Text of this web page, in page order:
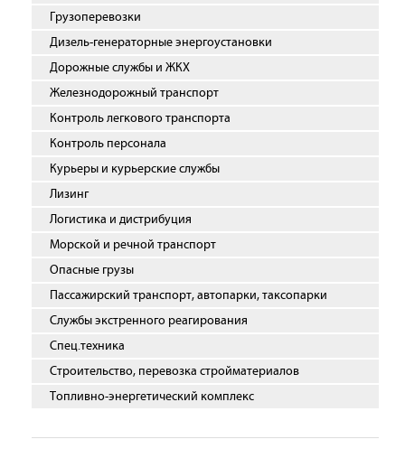
Грузоперевозки
Дизель-генераторные энергоустановки
Дорожные службы и ЖКХ
Железнодорожный транспорт
Контроль легкового транспорта
Контроль персонала
Курьеры и курьерские службы
Лизинг
Логистика и дистрибуция
Морской и речной транспорт
Опасные грузы
Пассажирский транспорт, автопарки, таксопарки
Службы экстренного реагирования
Спец.техника
Строительство, перевозка стройматериалов
Топливно-энергетический комплекс